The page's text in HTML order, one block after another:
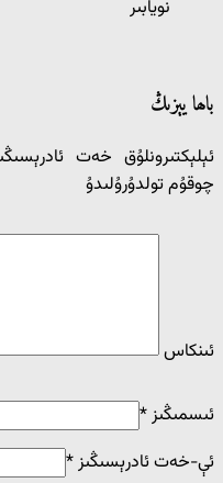
نويابىر
باھا يېزىڭ
ئېلېكتىرونلۇق خەت
چوقۇم تولدۇرۇلىدۇ
ئىنكاس
ئىسمىڭىز*
ئې-خەت ئادرېسىڭىز*